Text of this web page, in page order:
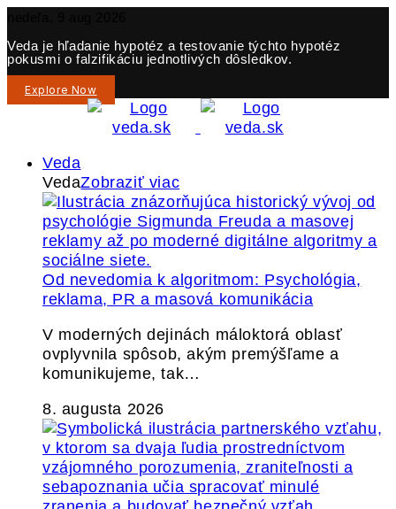
Veda je hľadanie hypotéz a testovanie týchto hypotéz
pokusmi o falzifikáciu jednotlivých dôsledkov.
Explore Now
Veda
VedaZobraziť viac
Od nevedomia k algoritmom: Psychológia,
reklama, PR a masová komunikácia
V moderných dejinách máloktorá oblasť
ovplyvnila spôsob, akým premýšľame a
komunikujeme, tak…
8. augusta 2026